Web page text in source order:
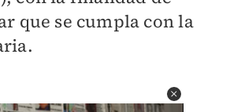
que se cumpla con la